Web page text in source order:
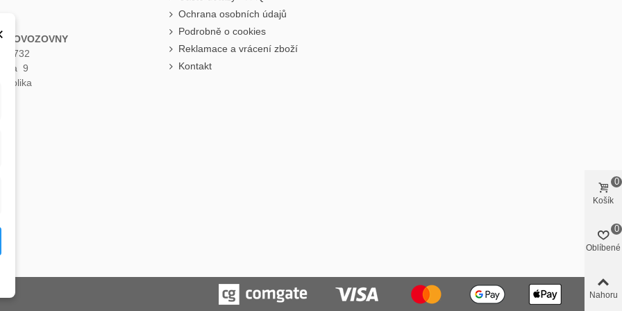
1732
9
Ochrana osobních údajů
Podrobně o cookies
Reklamace a vrácení zboží
Kontakt
Košík
0
Oblíbené
0
Nahoru